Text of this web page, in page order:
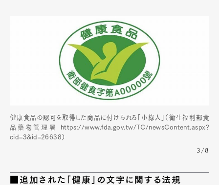
健康食品の認可を取得した商品に付けられる「小綠人」（衛生福利部食
品藥物管理署 https://www.fda.gov.tw/TC/newsContent.aspx?
cid=3&id=26638）
3/8
■追加された「健康」の文字に関する法規